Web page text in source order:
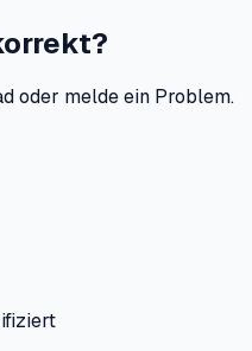
oder melde ein Problem.